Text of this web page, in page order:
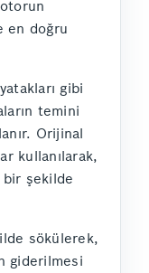
en doğru
gibi
temini
Orijinal
kullanılarak,
bir şekilde
sökülerek,
giderilmesi